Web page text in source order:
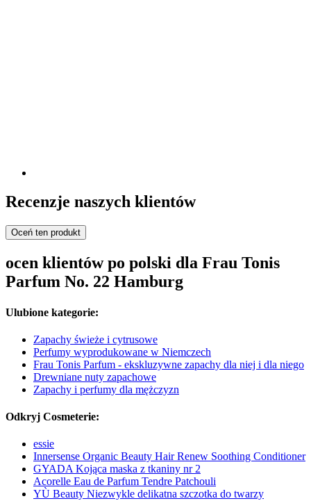
Recenzje naszych klientów
Oceń ten produkt
ocen klientów po polski dla Frau Tonis
Parfum No. 22 Hamburg
Ulubione kategorie:
Zapachy świeże i cytrusowe
Perfumy wyprodukowane w Niemczech
Frau Tonis Parfum - ekskluzywne zapachy dla niej i dla niego
Drewniane nuty zapachowe
Zapachy i perfumy dla mężczyzn
Odkryj Cosmeterie:
essie
Innersense Organic Beauty Hair Renew Soothing Conditioner
GYADA Kojąca maska ​​z tkaniny nr 2
Acorelle Eau de Parfum Tendre Patchouli
YÙ Beauty Niezwykle delikatna szczotka do twarzy